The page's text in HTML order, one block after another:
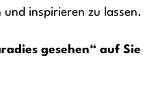
inspirieren zu lassen.
gesehen“ auf Sie